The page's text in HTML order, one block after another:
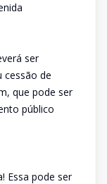
ser
cessão de
que pode ser
público
Essa pode ser